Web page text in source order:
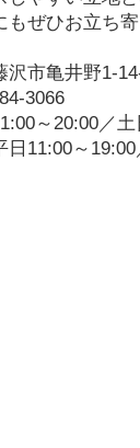
ぜひお立ち寄
沢市亀井野1-
3066
～20:00／
日11:00～